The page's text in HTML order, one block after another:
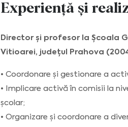
Experiență și
Director și profesor la Școala
Vitioarei, județul Prahova
• Coordonare și gestionare a
• Implicare activă în comisii la
școlar;
• Organizare și coordonare a